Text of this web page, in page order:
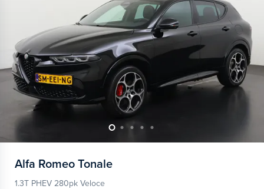
Alfa Romeo Tonale
1.3T PHEV 280pk Veloce